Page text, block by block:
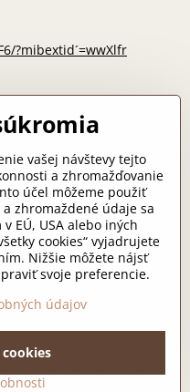
?mibextid´=wwXlfr
osobných údajov
vašej návštevy tejto
a zhromažďovanie
účel môžeme použiť
zhromaždené údaje sa
EÚ, USA alebo iných
cookies“ vyjadrujete
Nižšie môžete nájsť
svoje preferencie.
údajov